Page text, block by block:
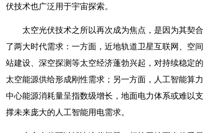
伏技术也广泛用于宇宙探索。
太空光伏技术之所以再次成为焦点，是因为其契合
了两大时代需求：一方面，近地轨道卫星互联网、空间
站建设、深空探测等太空经济蓬勃兴起，对持续稳定的
太空能源供给形成刚性需求；另一方面，人工智能算力
中心能源消耗量呈指数级增长，地面电力体系或难以支
撑未来庞大的人工智能用电需求。